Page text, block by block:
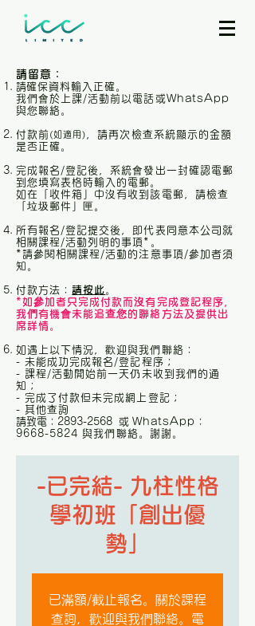
請留意：
​請確保資料輸入正確。
我們會於上課/活動前以電話或WhatsApp
與您聯絡。​
付款前(如適用)
，請再次檢查系統顯示的金額
是否正確。
完成報名/登記後，系統會發出一封確認電郵
到您填寫表格時輸入的電郵。
如在「收件箱」中沒有收到該電郵，請檢查
「垃圾郵件」匣。
​所有報名/登記提交後，即代表同意本公司就
相關課程/活動列明的事項*。
*請參閱相關課程/活動的注意事項/參加者須
知。
付款方法：請按此。​
*如參加者只完成付款而沒有完成登記程序，
我們有機會未能追查您的聯絡方法及提供出
席詳情。
如遇上以下情況，歡迎與我們聯絡：
- 未能成功完成報名/登記程序；
- 課程/活動開始前一天仍未收到我們的通
知；
- 完成了付款但未完成網上登記；
- 其他查詢
請致電：2893-2568 或 WhatsApp：
9668-5824 與我們聯絡。謝謝。
-已完結- 九柱性格
學初班「創出優
勢」
已滿額/截止報名。關於課程
查詢，歡迎與我們聯絡。電